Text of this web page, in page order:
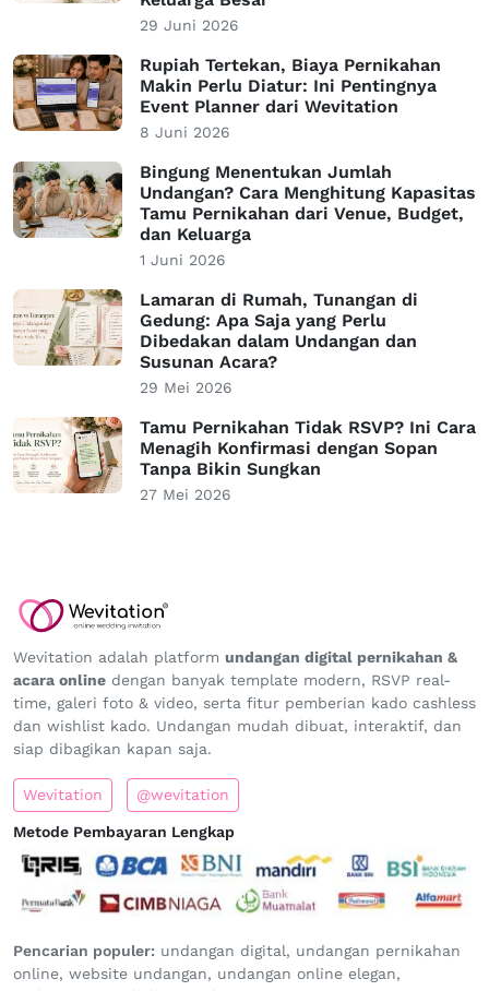
29 Juni 2026
Rupiah Tertekan, Biaya Pernikahan
Makin Perlu Diatur: Ini Pentingnya
Event Planner dari Wevitation
8 Juni 2026
Bingung Menentukan Jumlah
Undangan? Cara Menghitung Kapasitas
Tamu Pernikahan dari Venue, Budget,
dan Keluarga
1 Juni 2026
Lamaran di Rumah, Tunangan di
Gedung: Apa Saja yang Perlu
Dibedakan dalam Undangan dan
Susunan Acara?
29 Mei 2026
Tamu Pernikahan Tidak RSVP? Ini Cara
Menagih Konfirmasi dengan Sopan
Tanpa Bikin Sungkan
27 Mei 2026
Wevitation adalah platform undangan digital pernikahan &
acara online dengan banyak template modern, RSVP real-
time, galeri foto & video, serta fitur pemberian kado cashless
dan wishlist kado. Undangan mudah dibuat, interaktif, dan
siap dibagikan kapan saja.
Wevitation @wevitation
Metode Pembayaran Lengkap
Pencarian populer: undangan digital, undangan pernikahan
online, website undangan, undangan online elegan,